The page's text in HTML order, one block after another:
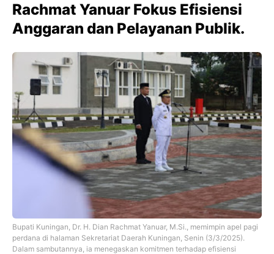
Rachmat Yanuar Fokus Efisiensi
Anggaran dan Pelayanan Publik.
Bupati Kuningan, Dr. H. Dian Rachmat Yanuar, M.Si., memimpin apel pagi
perdana di halaman Sekretariat Daerah Kuningan, Senin (3/3/2025).
Dalam sambutannya, ia menegaskan komitmen terhadap efisiensi